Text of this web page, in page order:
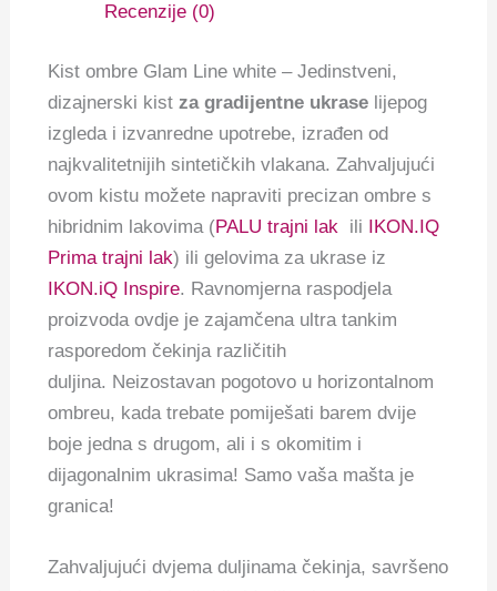
Recenzije (0)
Kist ombre Glam Line white – Jedinstveni,
dizajnerski kist za gradijentne ukrase lijepog
izgleda i izvanredne upotrebe, izrađen od
najkvalitetnijih sintetičkih vlakana. Zahvaljujući
ovom kistu možete napraviti precizan ombre s
hibridnim lakovima (PALU trajni lak ili IKON.IQ
Prima trajni lak) ili gelovima za ukrase iz
IKON.iQ Inspire. Ravnomjerna raspodjela
proizvoda ovdje je zajamčena ultra tankim
rasporedom čekinja različitih
duljina. Neizostavan pogotovo u horizontalnom
ombreu, kada trebate pomiješati barem dvije
boje jedna s drugom, ali i s okomitim i
dijagonalnim ukrasima! Samo vaša mašta je
granica!
Zahvaljujući dvjema duljinama čekinja, savršeno